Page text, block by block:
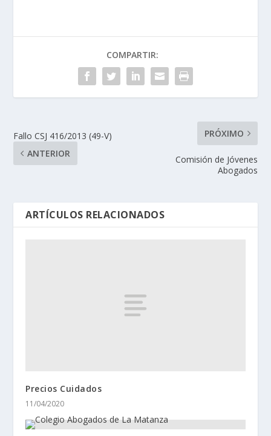
COMPARTIR:
Fallo CSJ 416/2013 (49-V)
ANTERIOR
PRÓXIMO
Comisión de Jóvenes
Abogados
ARTÍCULOS RELACIONADOS
Precios Cuidados
11/04/2020